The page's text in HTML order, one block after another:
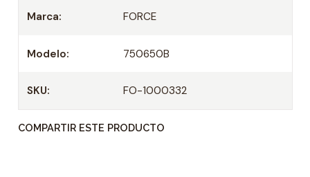
Marca: FORCE
Modelo: 750650B
SKU: FO-1000332
COMPARTIR ESTE PRODUCTO